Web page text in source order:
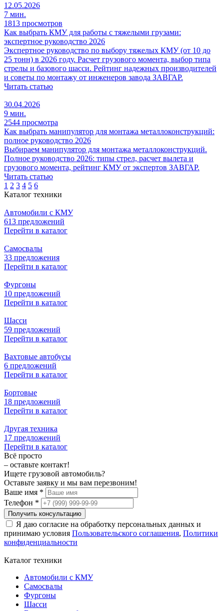
12.05.2026
7 мин.
1813 просмотров
Как выбрать КМУ для работы с тяжелыми грузами:
экспертное руководство 2026
Экспертное руководство по выбору тяжелых КМУ (от 10 до
25 тонн) в 2026 году. Расчет грузового момента, выбор типа
стрелы и базового шасси. Рейтинг надежных производителей
и советы по монтажу от инженеров завода ЗАВГАР.
Читать статью
30.04.2026
9 мин.
2544 просмотра
Как выбрать манипулятор для монтажа металлоконструкций:
полное руководство 2026
Выбираем манипулятор для монтажа металлоконструкций.
Полное руководство 2026: типы стрел, расчет вылета и
грузового момента, рейтинг КМУ от экспертов ЗАВГАР.
Читать статью
1 2 3 4 5 6
Каталог техники
Автомобили с КМУ
613 предложений
Перейти в каталог
Самосвалы
33 предложения
Перейти в каталог
Фургоны
10 предложений
Перейти в каталог
Шасси
59 предложений
Перейти в каталог
Вахтовые автобусы
6 предложений
Перейти в каталог
Бортовые
18 предложений
Перейти в каталог
Другая техника
17 предложений
Перейти в каталог
Всё просто
– оставьте контакт!
Ищете грузовой автомобиль?
Оставьте заявку и мы вам перезвоним!
Ваше имя *
Телефон *
Получить консультацию
Я даю согласие на обработку персональных данных и
принимаю условия Пользовательского соглашения, Политики
конфиденциальности
Каталог техники
Автомобили с КМУ
Самосвалы
Фургоны
Шасси